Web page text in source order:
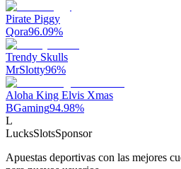
Pirate Piggy
Qora96.09%
Trendy Skulls
MrSlotty96%
Aloha King Elvis Xmas
BGaming94.98%
L
LucksSlotsSponsor
Apuestas deportivas con las mejores